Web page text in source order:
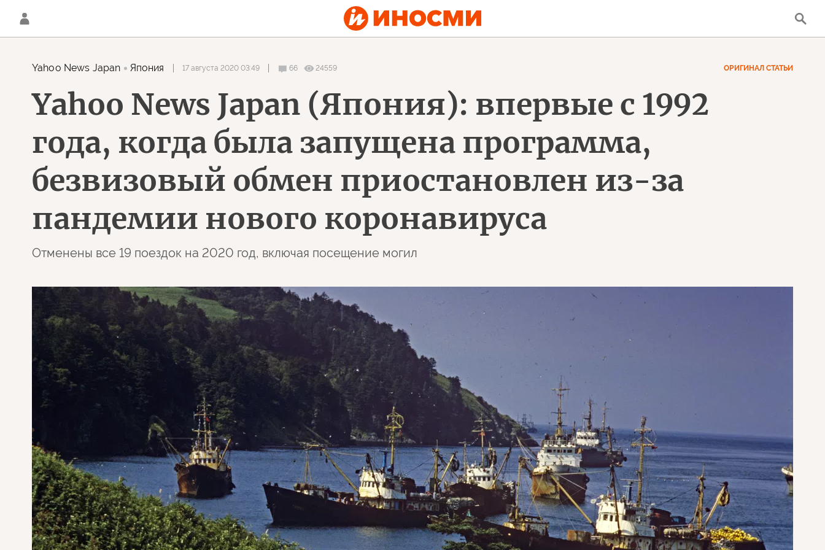
Yahoo News Japan Япония 17 августа 2020 03:49 66 24559 ОРИГИНАЛ СТАТЬИ
Yahoo News Japan (Япония): впервые с 1992
года, когда была запущена программа,
безвизовый обмен приостановлен из-за
пандемии нового коронавируса
Отменены все 19 поездок на 2020 год, включая посещение могил